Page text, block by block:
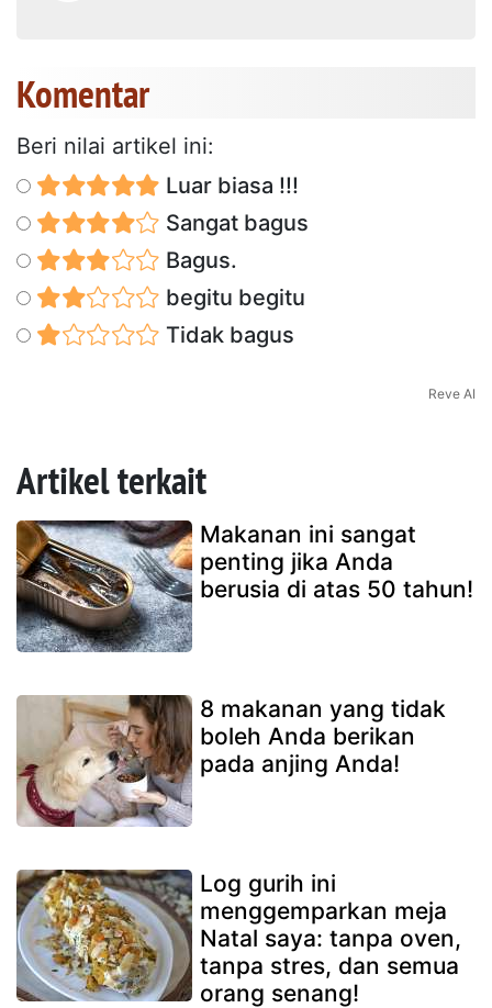
Komentar
Beri nilai artikel ini:
Luar biasa !!!
Sangat bagus
Bagus.
begitu begitu
Tidak bagus
Reve AI
Artikel terkait
Makanan ini sangat
penting jika Anda
berusia di atas 50 tahun!
8 makanan yang tidak
boleh Anda berikan
pada anjing Anda!
Log gurih ini
menggemparkan meja
Natal saya: tanpa oven,
tanpa stres, dan semua
orang senang!